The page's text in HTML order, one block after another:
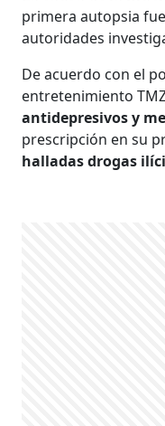
primera autopsia
autoridades
De acuerdo con el
entretenimiento
antidepresivos y
prescripción en su
halladas drogas